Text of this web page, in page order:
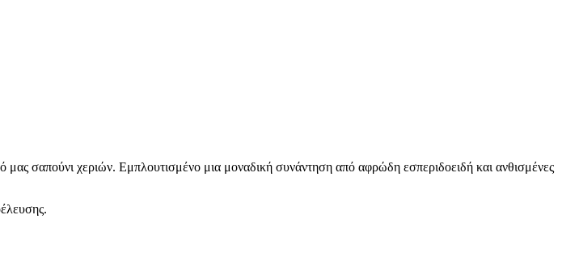
σαπούνι χεριών. Εμπλουτισμένο μια μοναδική συνάντηση από αφρώδη εσπεριδοειδή και ανθισμένες